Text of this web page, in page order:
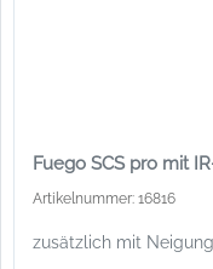
Fuego SCS pro mit
Artikelnummer: 16816
zusätzlich mit